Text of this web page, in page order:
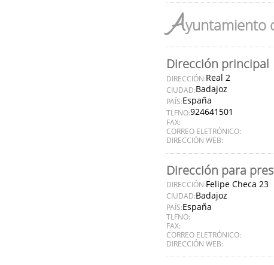
Ayuntamiento
Dirección principal
DIRECCIÓN:Real 2
CIUDAD:Badajoz
PAÍS:España
TLFNO:924641501
FAX:
CORREO ELETRÓNICO:
DIRECCIÓN WEB:
Dirección para
DIRECCIÓN:Felipe Checa 23
CIUDAD:Badajoz
PAÍS:España
TLFNO:
FAX:
CORREO ELETRÓNICO:
DIRECCIÓN WEB: